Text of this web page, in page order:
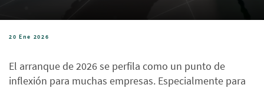
20 Ene 2026
El arranque de 2026 se perfila como un punto de
inflexión para muchas empresas. Especialmente para